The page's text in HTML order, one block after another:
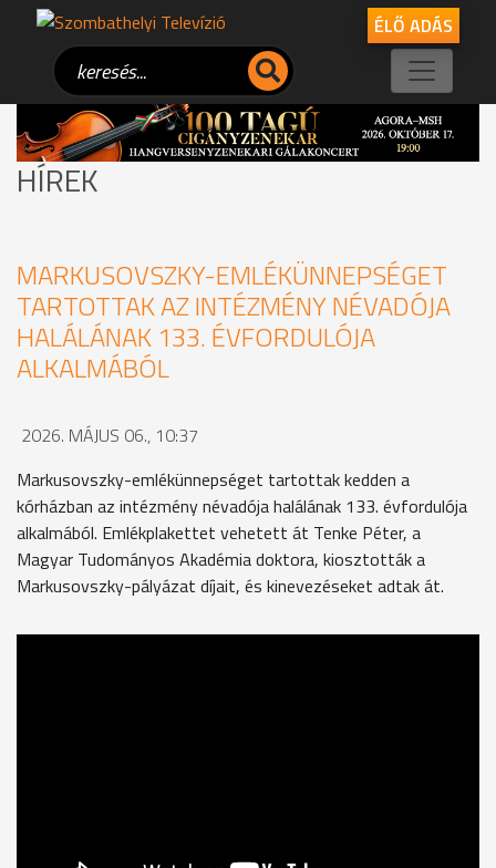
ÉLŐ ADÁS
HÍREK
MARKUSOVSZKY-EMLÉKÜNNEPSÉGET
TARTOTTAK AZ INTÉZMÉNY NÉVADÓJA
HALÁLÁNAK 133. ÉVFORDULÓJA
ALKALMÁBÓL
2026. MÁJUS 06., 10:37
Markusovszky-emlékünnepséget tartottak kedden a
kórházban az intézmény névadója halálának 133. évfordulója
alkalmából. Emlékplakettet vehetett át Tenke Péter, a
Magyar Tudományos Akadémia doktora, kiosztották a
Markusovszky-pályázat díjait, és kinevezéseket adtak át.